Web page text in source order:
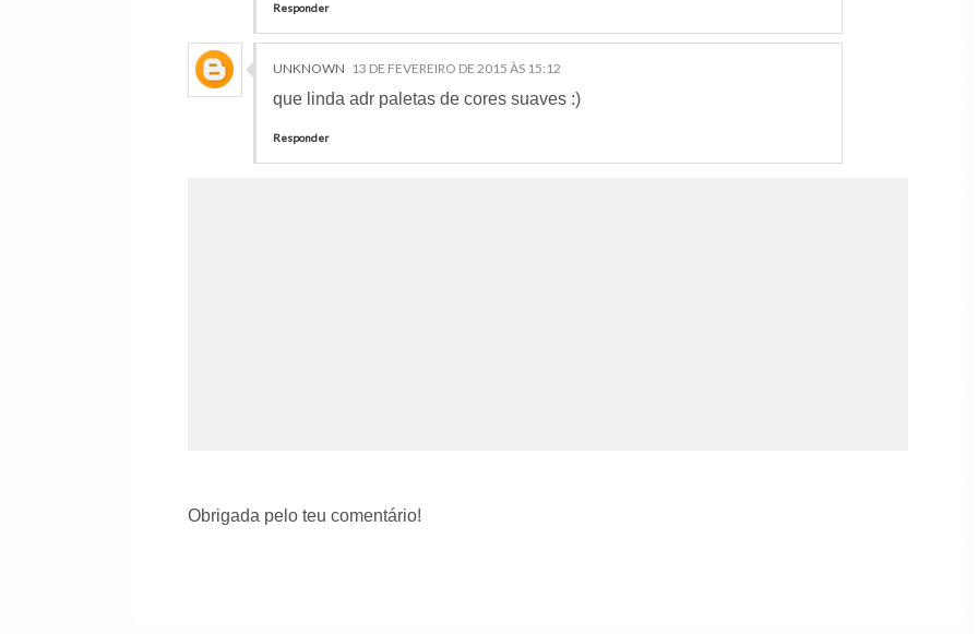
Responder
UNKNOWN 13 DE FEVEREIRO DE 2015 ÀS 15:12
que linda adr paletas de cores suaves :)
Responder
Obrigada pelo teu comentário!